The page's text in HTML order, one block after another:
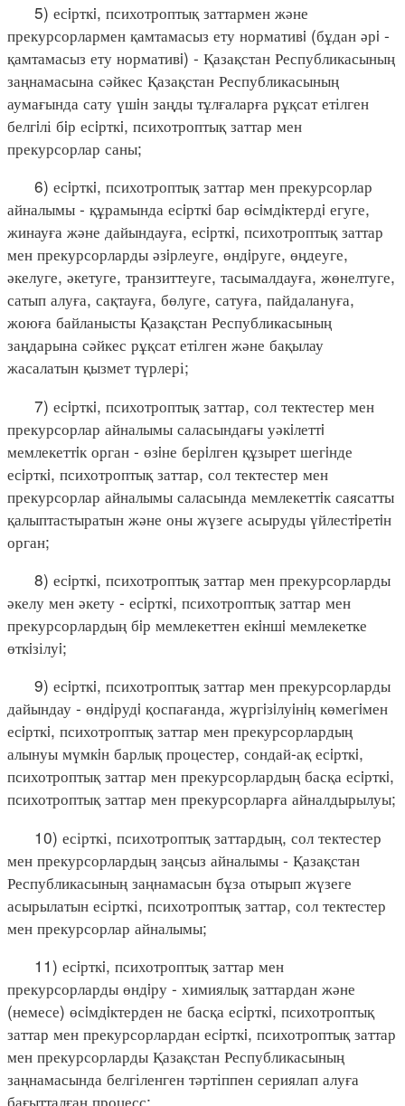
5) есiрткi, психотроптық заттармен және
прекурсорлармен қамтамасыз ету нормативi (бұдан әрi -
қамтамасыз ету нормативi) - Қазақстан Республикасының
заңнамасына сәйкес Қазақстан Республикасының
аумағында сату үшiн заңды тұлғаларға рұқсат етілген
белгiлі бiр есiрткi, психотроптық заттар мен
прекурсорлар саны;
6) есiрткi, психотроптық заттар мен прекурсорлар
айналымы - құрамында есiрткi бар өсiмдiктердi егуге,
жинауға және дайындауға, есiрткi, психотроптық заттар
мен прекурсорларды әзiрлеуге, өндiруге, өңдеуге,
әкелуге, әкетуге, транзиттеуге, тасымалдауға, жөнелтуге,
сатып алуға, сақтауға, бөлуге, сатуға, пайдалануға,
жоюға байланысты Қазақстан Республикасының
заңдарына сәйкес рұқсат етілген және бақылау
жасалатын қызмет түрлері;
7) есiрткi, психотроптық заттар, сол тектестер мен
прекурсорлар айналымы саласындағы уәкiлеттi
мемлекеттiк орган - өзiне берiлген құзырет шегiнде
есiрткi, психотроптық заттар, сол тектестер мен
прекурсорлар айналымы саласында мемлекеттiк саясатты
қалыптастыратын және оны жүзеге асыруды үйлестiретiн
орган;
8) есiрткi, психотроптық заттар мен прекурсорларды
әкелу мен әкету - есiрткi, психотроптық заттар мен
прекурсорлардың бiр мемлекеттен екiншi мемлекетке
өткiзілуi;
9) есiрткi, психотроптық заттар мен прекурсорларды
дайындау - өндiрудi қоспағанда, жүргiзiлуiнiң көмегiмен
есiрткi, психотроптық заттар мен прекурсорлардың
алынуы мүмкiн барлық процестер, сондай-ақ есiрткi,
психотроптық заттар мен прекурсорлардың басқа есiрткi,
психотроптық заттар мен прекурсорларға айналдырылуы;
10) есірткі, психотроптық заттардың, сол тектестер
мен прекурсорлардың заңсыз айналымы - Қазақстан
Республикасының заңнамасын бұза отырып жүзеге
асырылатын есірткі, психотроптық заттар, сол тектестер
мен прекурсорлар айналымы;
11) есiрткi, психотроптық заттар мен
прекурсорларды өндiру - химиялық заттардан және
(немесе) өсiмдiктерден не басқа есiрткi, психотроптық
заттар мен прекурсорлардан есiрткi, психотроптық заттар
мен прекурсорларды Қазақстан Республикасының
заңнамасында белгіленген тәртіппен сериялап алуға
бағытталған процесс;